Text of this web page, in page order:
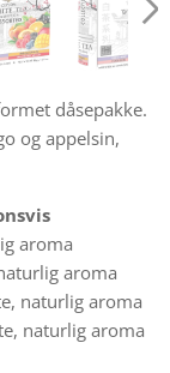
dåsepakke.
og appelsin,
aroma
aroma
naturlig aroma
naturlig aroma